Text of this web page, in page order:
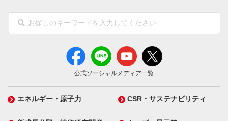
公式ソーシャルメディア一覧
エネルギー・原子力 CSR・サステナビリティ